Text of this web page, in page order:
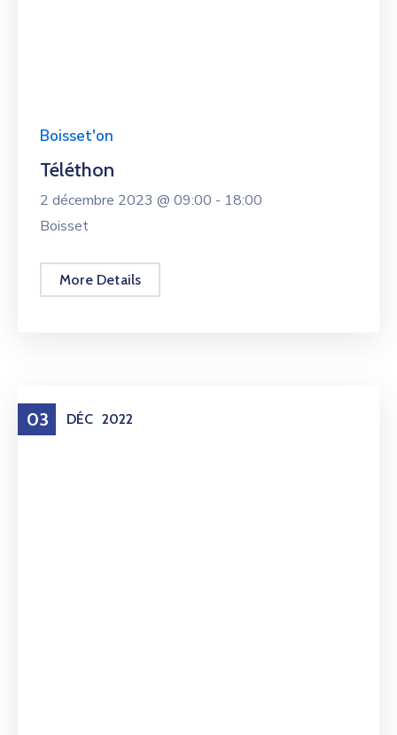
Boisset'on
Téléthon
2 décembre 2023 @ 09:00 - 18:00
Boisset
More Details
03 DÉC 2022